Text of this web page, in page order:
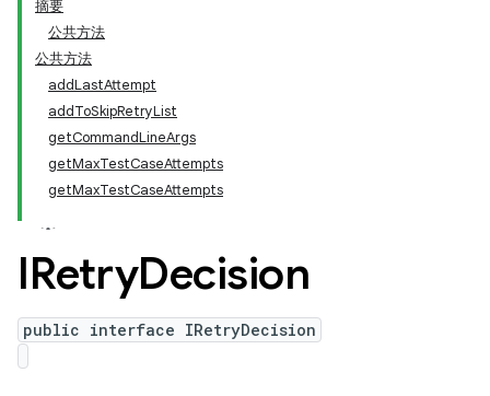
摘要
公共方法
公共方法
addLastAttempt
addToSkipRetryList
getCommandLineArgs
getMaxTestCaseAttempts
getMaxTestCaseAttempts
IRetryDecision
public interface IRetryDecision